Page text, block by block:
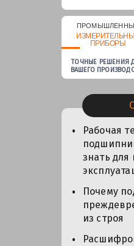
ПРИБОРЫ
ТОЧНЫЕ РЕШЕНИЯ
ВАШЕГО
Рабочая
знать
Почему
из строя